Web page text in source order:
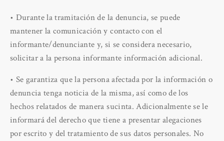
• Durante la tramitación de la denuncia, se puede
mantener la comunicación y contacto con el
informante/denunciante y, si se considera necesario,
solicitar a la persona informante información adicional.
• Se garantiza que la persona afectada por la información o
denuncia tenga noticia de la misma, así como de los
hechos relatados de manera sucinta. Adicionalmente se le
informará del derecho que tiene a presentar alegaciones
por escrito y del tratamiento de sus datos personales. No